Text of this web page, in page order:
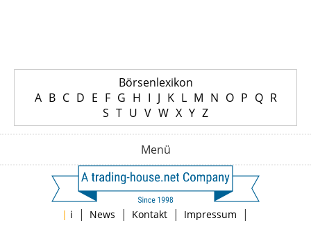
Börsenlexikon
A B C D E F G H I J K L M N O P Q R
S T U V W X Y Z
Menü
| i | News | Kontakt | Impressum |